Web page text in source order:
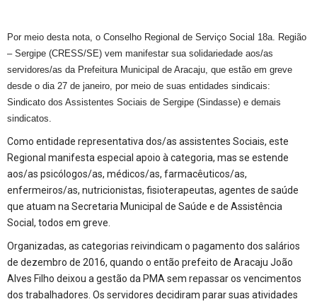
Por meio desta nota, o Conselho Regional de Serviço Social 18a. Região
– Sergipe (CRESS/SE) vem manifestar sua solidariedade aos/as
servidores/as da Prefeitura Municipal de Aracaju, que estão em greve
desde o dia 27 de janeiro, por meio de suas entidades sindicais:
Sindicato dos Assistentes Sociais de Sergipe (Sindasse) e demais
sindicatos.
Como entidade representativa dos/as assistentes Sociais, este
Regional manifesta especial apoio à categoria, mas se estende
aos/as psicólogos/as, médicos/as, farmacêuticos/as,
enfermeiros/as, nutricionistas, fisioterapeutas, agentes de saúde
que atuam na Secretaria Municipal de Saúde e de Assistência
Social, todos em greve.
Organizadas, as categorias reivindicam o pagamento dos salários
de dezembro de 2016, quando o então prefeito de Aracaju João
Alves Filho deixou a gestão da PMA sem repassar os vencimentos
dos trabalhadores. Os servidores decidiram parar suas atividades